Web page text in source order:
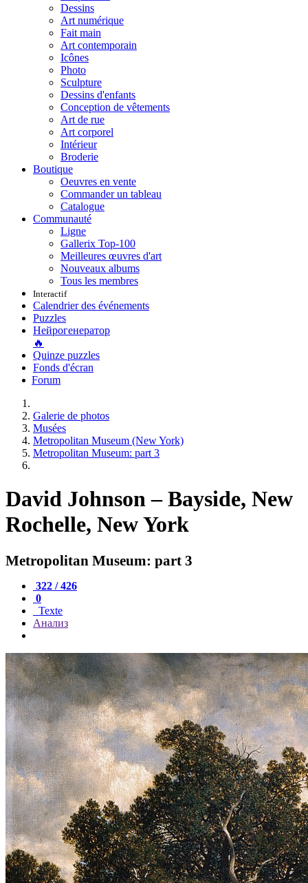
Dessins
Art numérique
Fait main
Art contemporain
Icônes
Photo
Sculpture
Dessins d'enfants
Conception de vêtements
Art de rue
Art corporel
Intérieur
Broderie
Boutique
Oeuvres en vente
Commander un tableau
Catalogue
Communauté
Ligne
Gallerix Top-100
Meilleures œuvres d'art
Nouveaux albums
Tous les membres
Interactif
Calendrier des événements
Puzzles
Нейрогенератор
🔥
Quinze puzzles
Fonds d'écran
Forum
Galerie de photos
Musées
Metropolitan Museum (New York)
Metropolitan Museum: part 3
David Johnson – Bayside, New
Rochelle, New York
Metropolitan Museum: part 3
322 / 426
0
Texte
Анализ